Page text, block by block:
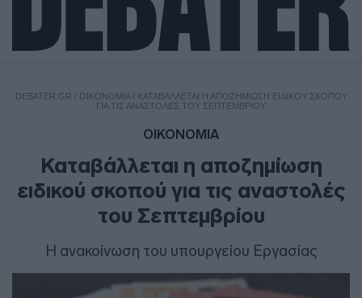
DEBATER.GR / ΟΙΚΟΝΟΜΙΑ/ ΚΑΤΑΒΆΛΛΕΤΑΙ Η ΑΠΟΖΗΜΊΩΣΗ ΕΙΔΙΚΟΎ ΣΚΟΠΟΎ
ΓΙΑ ΤΙΣ ΑΝΑΣΤΟΛΈΣ ΤΟΥ ΣΕΠΤΕΜΒΡΊΟΥ
ΟΙΚΟΝΟΜΙΑ
Καταβάλλεται η αποζημίωση
ειδικού σκοπού για τις αναστολές
του Σεπτεμβρίου
Η ανακοίνωση του υπουργείου Εργασίας